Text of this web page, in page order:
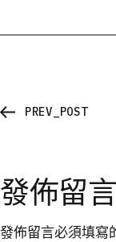
PREV_POST
發佈留言
發佈留言必須填寫